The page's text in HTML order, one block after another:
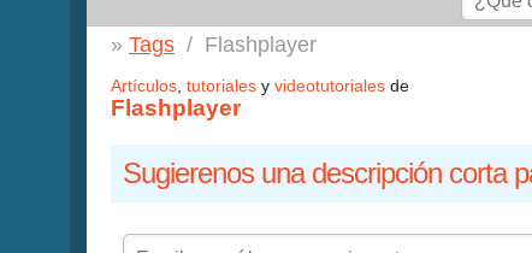
Tags Flashplayer
Artículos tutoriales y videotutoriales de
Flashplayer
Sugierenos una descripción corta